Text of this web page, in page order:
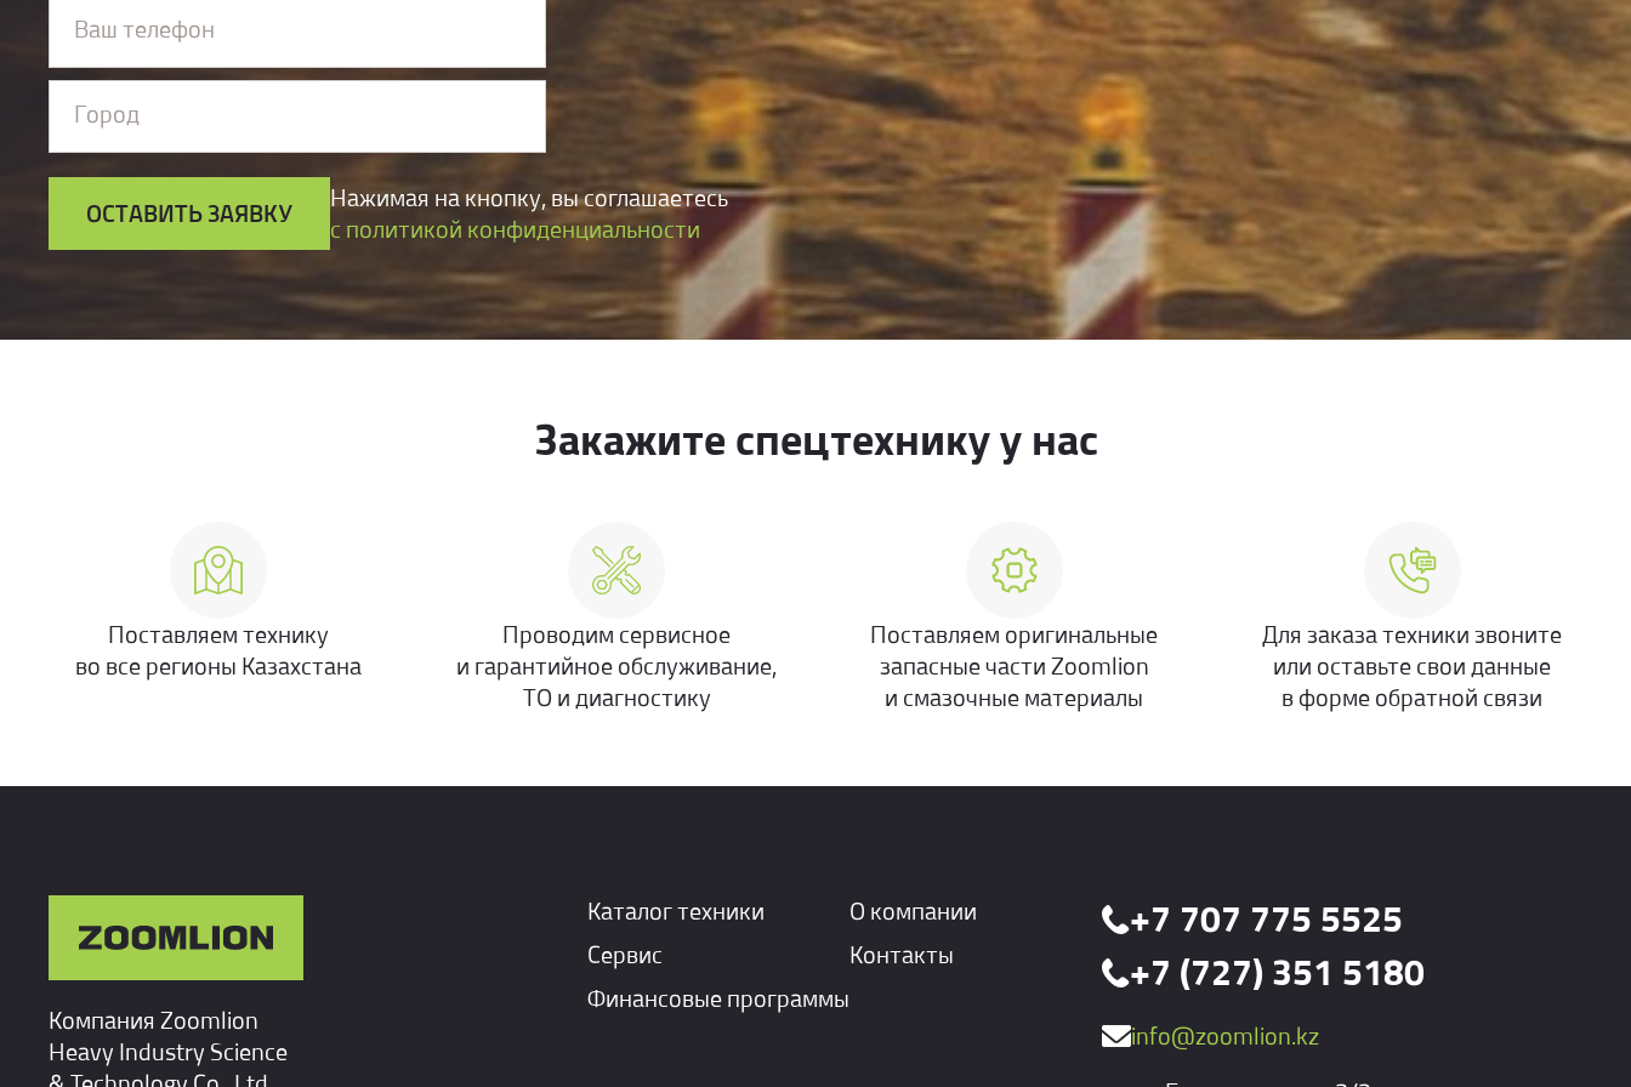
ограничителем крутящего момента и другими предохранительными устройствами, а также полной
системой освещения, которая помогает обеспечить безопасную работу в ночное время.
Ваш телефон
Город
ОСТАВИТЬ ЗАЯВКУ
Нажимая на кнопку, вы соглашаетесь
с политикой конфиденциальности
Закажите спецтехнику у нас
Поставляем технику
во все регионы Казахстана
Проводим сервисное
и гарантийное обслуживание,
ТО и диагностику
Поставляем оригинальные
запасные части Zoomlion
и смазочные материалы
Для заказа техники звоните
или оставьте свои данные
в форме обратной связи
Компания Zoomlion
Heavy Industry Science
Каталог техники
Сервис
Финансовые программы
О компании
Контакты
+7 707 775 5525
+7 (727) 351 5180
info@zoomlion.kz